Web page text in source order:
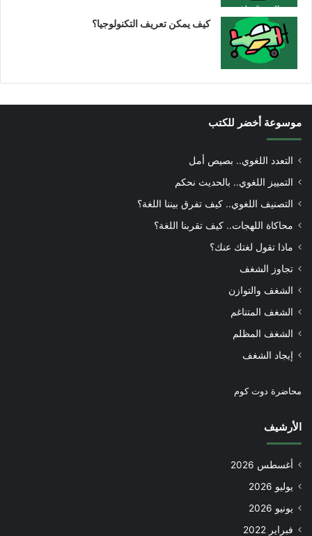
كيف يمكن تعريف التكنولوجيا؟
موسوعة أخضر للكتب
التعدد اللغوي.. بصيص أمل
التمييز اللغوي.. بالحديث نحكم
التصنيف اللغوي.. كيف تفرق بيننا اللغة؟
محاكاة اللهجات.. كيف تقربنا اللغة؟
ماذا تقول لغتك عنك؟
تجاوز الشغف
الشغف والتوازن
الشغف المتناغم
الشغف المظلم
إيجاد الشغف
محاضرة دوت كوم
الأرشيف
أغسطس 2026
يوليو 2026
يونيو 2026
فبراير 2022